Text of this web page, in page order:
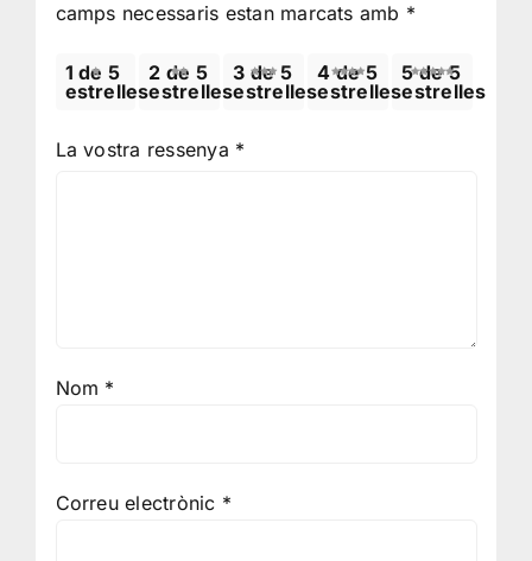
camps necessaris estan marcats amb *
1 de 5
estrelles
2 de 5
estrelles
3 de 5
estrelles
4 de 5
estrelles
5 de 5
estrelles
La vostra ressenya *
Nom *
Correu electrònic *